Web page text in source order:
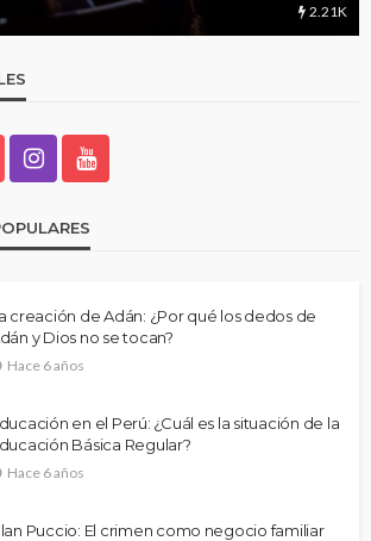
creación de Adán: ¿Por qué los dedos de
y Dios no se tocan?
Hace 6 años
en el Perú: ¿Cuál es la situación de la
Básica Regular?
Hace 6 años
Puccio: El crimen como negocio familiar